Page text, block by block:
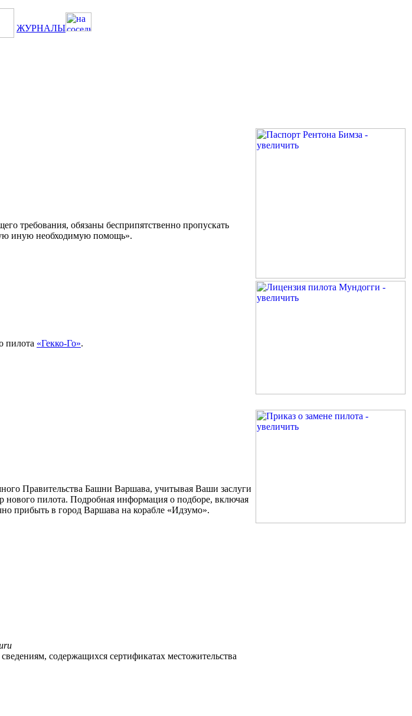
ЖУРНАЛЫ
требования, обязаны бесприпятственно пропускать
иную необходимую помощь».
пилота «Гекко-Го».
Правительства Башни Варшава, учитывая Ваши заслуги
пилота. Подробная информация о подборе, включая
прибыть в город Варшава на корабле «Идзумо».
содержащихся сертификатах местожительства